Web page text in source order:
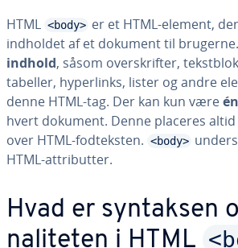
HTML <body> er et HTML-element,
indholdet af et dokument til
indhold, såsom over­skrif­ter,
tabeller, hy­per­links, lister og andre
denne HTML-tag. Der kan kun være
hvert dokument. Denne placeres
over HTML-fod­tek­sten. <body>
HTML-at­tri­but­ter.
Hvad er syntaksen
na­li­te­ten i HTML